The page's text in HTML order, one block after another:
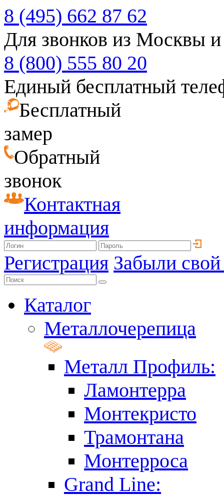
8 (495) 662 87 62
Для звонков из Москвы
8 (800) 555 80 20
Единый бесплатный
Бесплатный
замер
Обратный
звонок
Контактная
информация
Регистрация Забыли
Каталог
Металлочерепица
Металл Профиль:
Ламонтерра
Монтекристо
Трамонтана
Монтерроса
Grand Line: